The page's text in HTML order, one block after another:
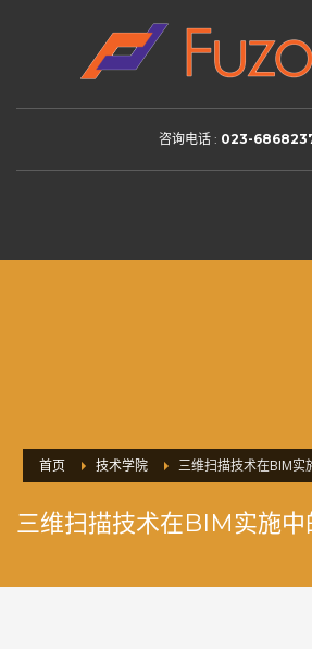
HOW TO SHOP
Login or create new account.
2 Review your order.
FREEshipment
If you still have problems, please let us
SHOWROOM HOURS
咨询电话 : 023-
首页 技术学院 三维扫描技术在BIM实
三维扫描技术在BIM实施中